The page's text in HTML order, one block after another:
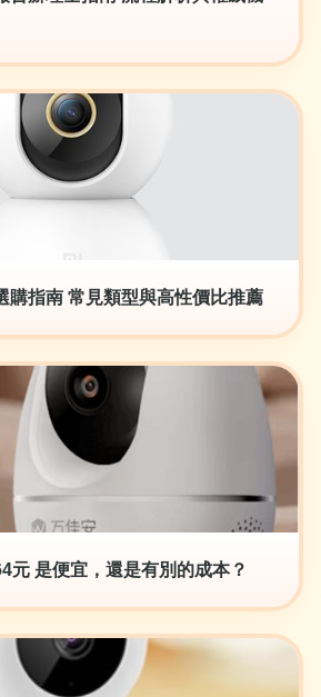
購指南 常見類型與高性價比推薦
元 是便宜，還是有別的成本？